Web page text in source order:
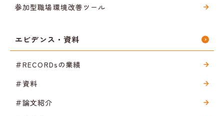
参加型職場環境改善ツール
エビデンス・資料
＃RECORDsの業績
＃資料
＃論文紹介